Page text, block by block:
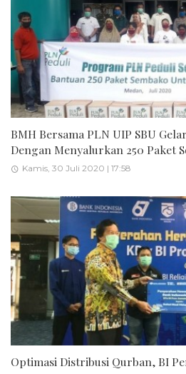
BMH Bersama PLN UIP SBU
Dengan Menyalurkan 250 Paket
Kamis, 30 Juli 2020 | 17:58
Optimasi Distribusi Qurban, BI